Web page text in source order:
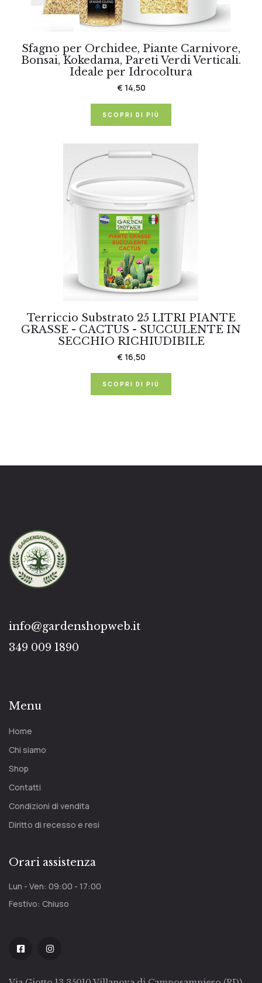
Sfagno per Orchidee, Piante Carnivore,
Bonsai, Kokedama, Pareti Verdi Verticali.
Ideale per Idrocoltura
€ 14,50
SCOPRI DI PIÙ
Terriccio Substrato 25 LITRI PIANTE
GRASSE - CACTUS - SUCCULENTE IN
SECCHIO RICHIUDIBILE
€ 16,50
SCOPRI DI PIÙ
info@gardenshopweb.it
349 009 1890
Menu
Home
Chi siamo
Shop
Contatti
Condizioni di vendita
Diritto di recesso e resi
Orari assistenza
Lun - Ven: 09:00 - 17:00
Festivo: Chiuso